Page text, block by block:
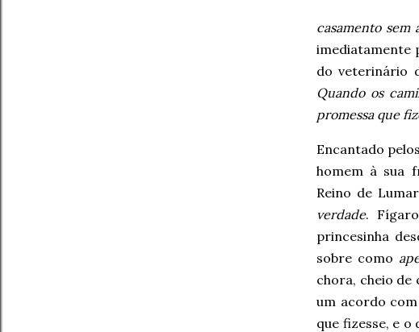
casamento sem
imediatamente
do veterinário
Quando os
promessa que
Encantado
homem à sua
Reino de
verdade.
princesinha
sobre como
chora, cheio de
um acordo
que fizesse, e